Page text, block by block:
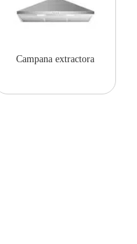
Campana extractora